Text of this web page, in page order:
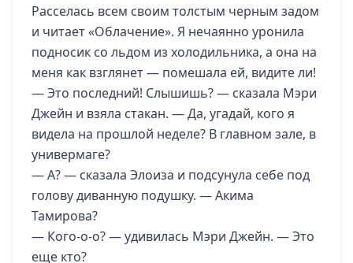
Расселась всем своим толстым черным задом
и читает «Облачение». Я нечаянно уронила
подносик со льдом из холодильника, а она на
меня как взглянет — помешала ей, видите ли!
— Это последний! Слышишь? — сказала Мэри
Джейн и взяла стакан. — Да, угадай, кого я
видела на прошлой неделе? В главном зале, в
универмаге?
— А? — сказала Элоиза и подсунула себе под
голову диванную подушку. — Акима
Тамирова?
— Кого-о-о? — удивилась Мэри Джейн. — Это
еще кто?